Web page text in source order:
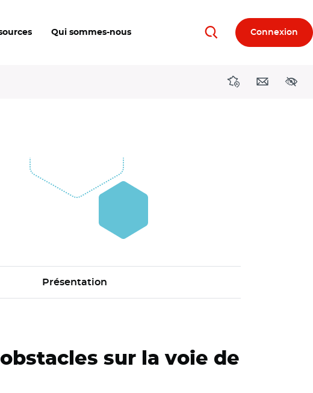
Qui sommes-nous RechercherConnexion
DirectionsContact
Présentation
sur la voie de